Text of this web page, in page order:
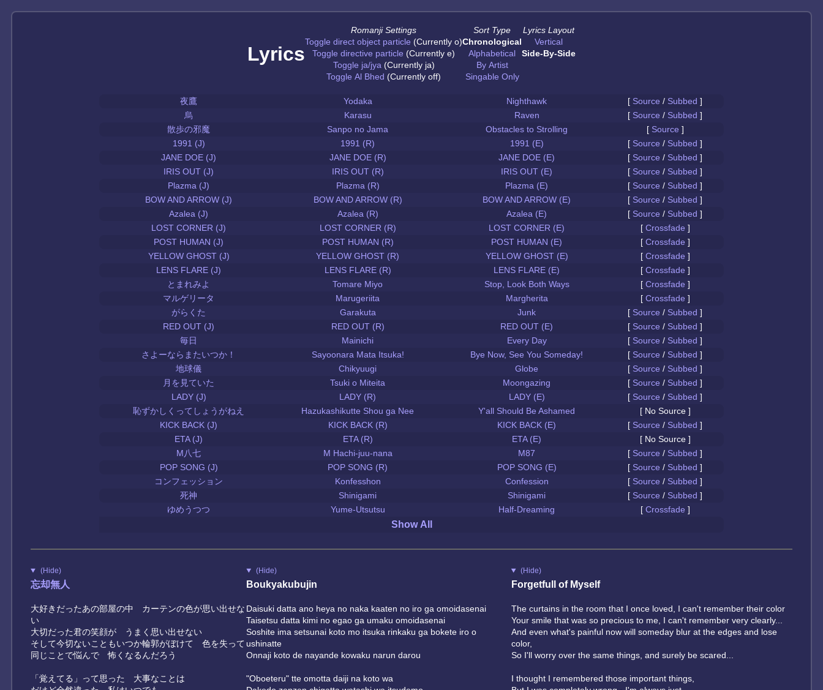
Lyrics
Romanji Settings
Toggle direct object particle (Currently o)
Toggle directive particle (Currently e)
Toggle ja/jya (Currently ja)
Toggle Al Bhed (Currently off)
Sort Type
Chronological
Alphabetical
By Artist
Singable Only
Lyrics Layout
Vertical
Side-By-Side
夜鷹 Yodaka Nighthawk [ Source / Subbed ]
烏
Karasu Raven [ Source / Subbed ]
散歩の邪魔
Sanpo no Jama Obstacles to Strolling [ Source ]
1991 (J)
1991 (R) 1991 (E) [ Source / Subbed ]
JANE DOE (J)
JANE DOE (R) JANE DOE (E) [ Source / Subbed ]
IRIS OUT (J)
IRIS OUT (R) IRIS OUT (E) [ Source / Subbed ]
Plazma (J)
Plazma (R) Plazma (E) [ Source / Subbed ]
BOW AND ARROW (J)
BOW AND ARROW (R) BOW AND ARROW (E) [ Source / Subbed ]
Azalea (J)
Azalea (R) Azalea (E) [ Source / Subbed ]
LOST CORNER (J)
LOST CORNER (R) LOST CORNER (E) [ Crossfade ]
POST HUMAN (J)
POST HUMAN (R) POST HUMAN (E) [ Crossfade ]
YELLOW GHOST (J)
YELLOW GHOST (R) YELLOW GHOST (E) [ Crossfade ]
LENS FLARE (J)
LENS FLARE (R) LENS FLARE (E) [ Crossfade ]
とまれみよ
Tomare Miyo Stop, Look Both Ways [ Crossfade ]
マルゲリータ
Marugeriita Margherita [ Crossfade ]
がらくた
Garakuta Junk [ Source / Subbed ]
RED OUT (J)
RED OUT (R) RED OUT (E) [ Source / Subbed ]
毎日
Mainichi Every Day [ Source / Subbed ]
さよーならまたいつか！
Sayoonara Mata Itsuka! Bye Now, See You Someday! [ Source / Subbed ]
地球儀
Chikyuugi Globe [ Source / Subbed ]
月を見ていた
Tsuki o Miteita Moongazing [ Source / Subbed ]
LADY (J)
LADY (R) LADY (E) [ Source / Subbed ]
恥ずかしくってしょうがねえ
Hazukashikutte Shou ga Nee Y'all Should Be Ashamed
[ No Source ]
KICK BACK (J)
KICK BACK (R) KICK BACK (E) [ Source / Subbed ]
ETA (J)
ETA (R) ETA (E)
[ No Source ]
M八七
M Hachi-juu-nana M87 [ Source / Subbed ]
POP SONG (J)
POP SONG (R) POP SONG (E) [ Source / Subbed ]
コンフェッション
Konfesshon Confession [ Source / Subbed ]
死神
Shinigami Shinigami [ Source / Subbed ]
ゆめうつつ
Yume-Utsutsu Half-Dreaming [ Crossfade ]
Show All
(Hide)
忘却無人
大好きだったあの部屋の中 カーテンの色が思い出せな
い
大切だった君の笑顔が うまく思い出せない
そして今切ないこともいつか輪郭がぼけて 色を失って
同じことで悩んで 怖くなるんだろう
「覚えてる」って思った 大事なことは
(Hide)
Boukyakubujin
Daisuki datta ano heya no naka kaaten no iro ga omoidasenai
Taisetsu datta kimi no egao ga umaku omoidasenai
Soshite ima setsunai koto mo itsuka rinkaku ga bokete iro o
ushinatte
Onnaji koto de nayande kowaku narun darou
"Oboeteru" tte omotta daiji na koto wa
(Hide)
Forgetfull of Myself
The curtains in the room that I once loved, I can't remember their color
Your smile that was so precious to me, I can't remember very clearly...
And even what's painful now will someday blur at the edges and lose
color,
So I'll worry over the same things, and surely be scared...
I thought I remembered those important things,